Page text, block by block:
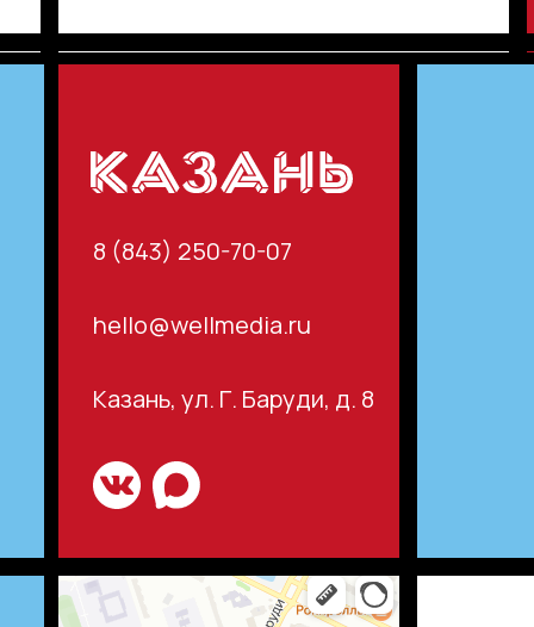
8 (843) 250-70-07
hello@wellmedia.ru
Казань, ул. Г. Баруди, д. 8